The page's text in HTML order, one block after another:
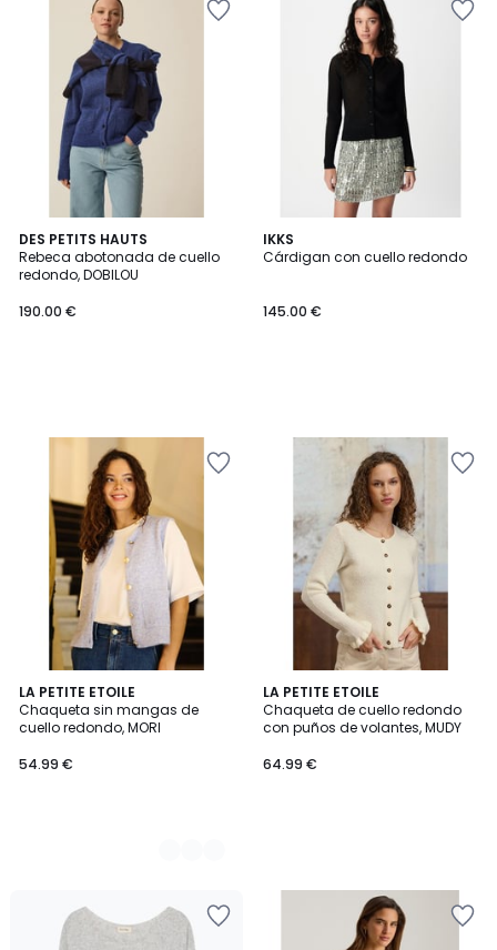
DES PETITS HAUTS
Rebeca abotonada de cuello
redondo, DOBILOU
190.00 €
IKKS
Cárdigan con cuello redondo
145.00 €
LA PETITE ETOILE
Chaqueta sin mangas de
cuello redondo, MORI
54.99 €
2
Colores
LA PETITE ETOILE
Chaqueta de cuello redondo
con puños de volantes, MUDY
64.99 €